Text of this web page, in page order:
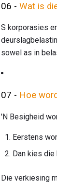
06 - Wat is
S korporasies
sowel as in
07 - Hoe
'N Besigheid
Eerstens
Dan kies
Die verkiesing